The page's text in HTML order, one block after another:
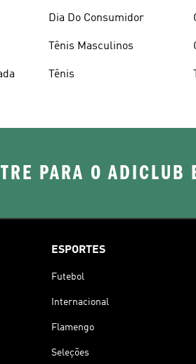
Dia Do Consumidor
Tênis Masculinos
Tênis
PARA O ADICLUB
ESPORTES
Futebol
Internacional
Flamengo
Seleções